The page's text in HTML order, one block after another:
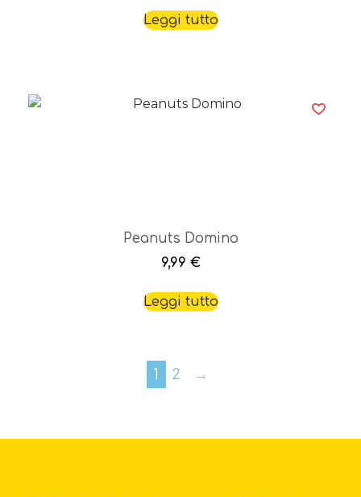
Leggi tutto
Peanuts Domino
9,99 €
Leggi tutto
1 2 →